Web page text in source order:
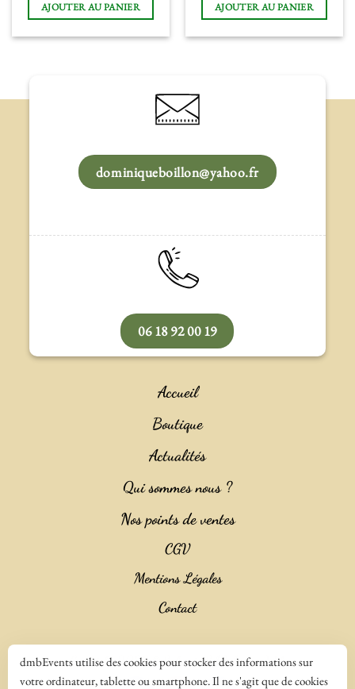
AJOUTER AU PANIER AJOUTER AU PANIER
dominiqueboillon@yahoo.fr
06 18 92 00 19
Accueil
Boutique
Actualités
Qui sommes nous ?
Nos points de ventes
CGV
Mentions Légales
Contact
Copyright 2023 ©Salencia SAS Agence Web
dmbEvents utilise des cookies pour stocker des informations sur
votre ordinateur, tablette ou smartphone. Il ne s'agit que de cookies